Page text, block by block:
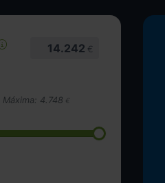
14.242 €
Máxima: 4.748 €